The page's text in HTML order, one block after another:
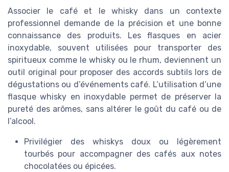
Associer le café et le whisky dans un contexte
professionnel demande de la précision et une bonne
connaissance des produits. Les flasques en acier
inoxydable, souvent utilisées pour transporter des
spiritueux comme le whisky ou le rhum, deviennent un
outil original pour proposer des accords subtils lors de
dégustations ou d’événements café. L’utilisation d’une
flasque whisky en inoxydable permet de préserver la
pureté des arômes, sans altérer le goût du café ou de
l’alcool.
Privilégier des whiskys doux ou légèrement
tourbés pour accompagner des cafés aux notes
chocolatées ou épicées.